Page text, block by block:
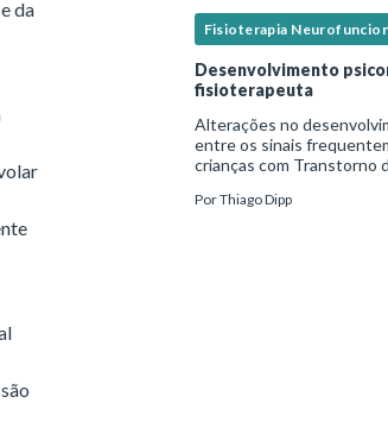
da
Fisioterapia
Desenvolvimento
fisioterapeuta
Alterações no
entre os sinais
crianças com Transtorno
formal.Diante disso, a
PorThiago Dipp